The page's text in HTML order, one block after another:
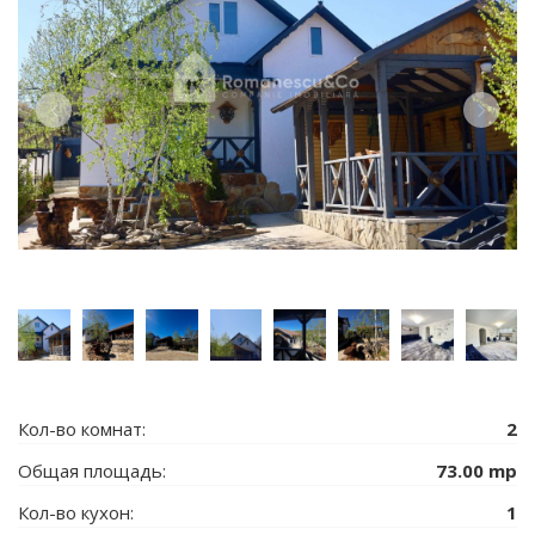
Кол-во комнат:
2
Общая площадь:
73.00 mp
Кол-во кухон:
1